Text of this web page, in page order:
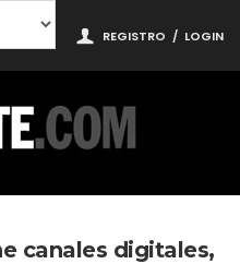
REGISTRO / LOGIN
canales digitales,